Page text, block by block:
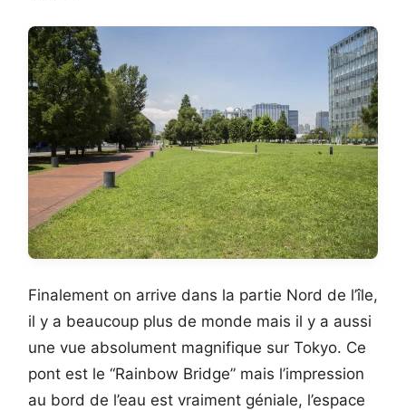
Finalement on arrive dans la partie Nord de l’île,
il y a beaucoup plus de monde mais il y a aussi
une vue absolument magnifique sur Tokyo. Ce
pont est le “Rainbow Bridge” mais l’impression
au bord de l’eau est vraiment géniale, l’espace